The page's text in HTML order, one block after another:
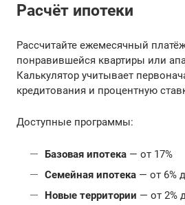
Расчёт ипотеки
Рассчитайте ежемесячный
понравившейся квартиры или
Калькулятор учитывает
кредитования и процентную
Доступные программы:
Базовая ипотека — от 17%
Семейная ипотека — от 6%
Новые территории — от 2%